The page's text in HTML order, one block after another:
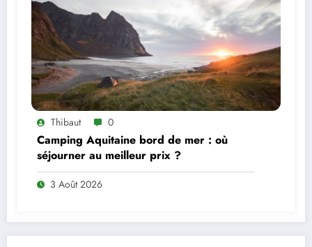
Thibaut 0
Camping Aquitaine bord de mer : où
séjourner au meilleur prix ?
3 Août 2026